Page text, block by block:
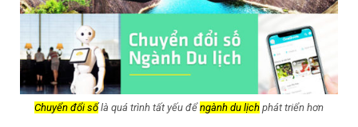
Chuyển đổi sốlà quá trình tất yếu đểngành du lịch phát triển hơn